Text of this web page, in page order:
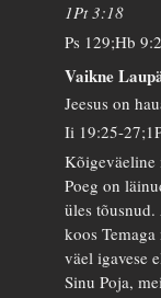
1Pt 3:18
Ps 129;Hb
Vaikne
Jeesus on
Ii 19:25-
Kõigeväeline
Poeg on
üles
koos
väel igavese
Sinu Poja,